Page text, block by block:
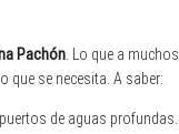
Pachón . Lo que a muchos
que se necesita. A saber:
de aguas profundas.